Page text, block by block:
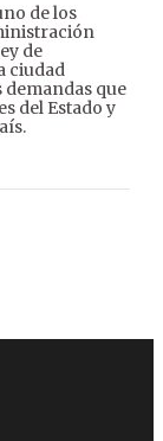
de los
de
ciudad
que
del Estado y